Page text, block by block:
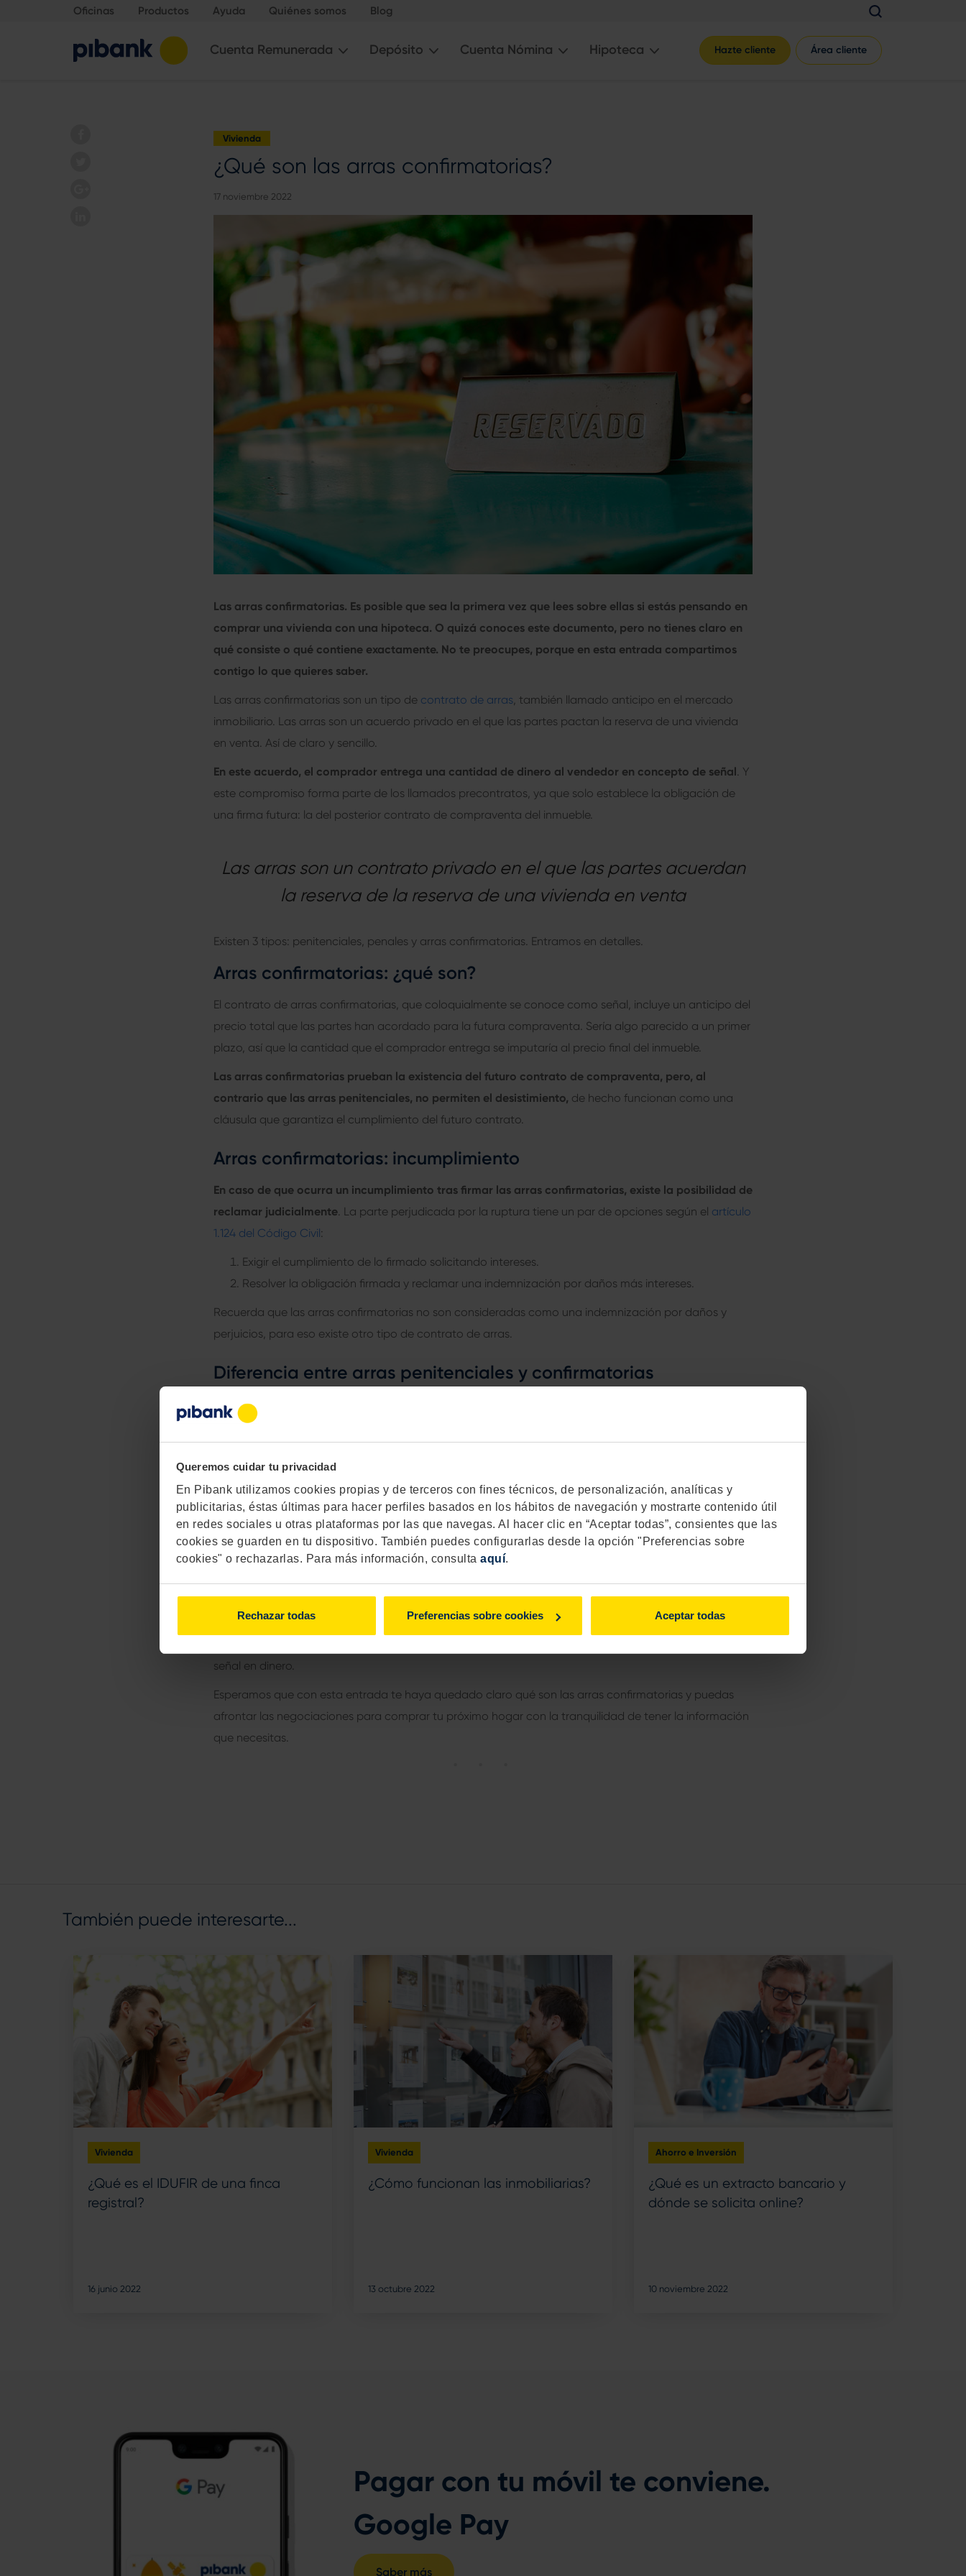
Queremos cuidar tu privacidad
En Pibank utilizamos cookies propias y de terceros con fines técnicos, de personalización, analíticas y
publicitarias, éstas últimas para hacer perfiles basados en los hábitos de navegación y mostrarte contenido útil
en redes sociales u otras plataformas por las que navegas. Al hacer clic en “Aceptar todas”, consientes que las
cookies se guarden en tu dispositivo. También puedes configurarlas desde la opción "Preferencias sobre
cookies" o rechazarlas. Para más información, consulta aquí.
Rechazar todas Preferencias sobre cookies Aceptar todas
Oficinas Productos Ayuda Quiénes somos Blog
Cuenta Remunerada Depósito Cuenta Nómina Hipoteca Hazte cliente Área cliente
Vivienda
¿Qué son las arras confirmatorias?
17 noviembre 2022
Las arras confirmatorias. Es posible que sea la primera vez que lees sobre ellas si estás pensando en
comprar una vivienda con una hipoteca. O quizá conoces este documento, pero no tienes claro en
qué consiste o qué contiene exactamente. No te preocupes, porque en esta entrada compartimos
contigo lo que quieres saber.
Las arras confirmatorias son un tipo de contrato de arras, también llamado anticipo en el mercado
inmobiliario. Las arras son un acuerdo privado en el que las partes pactan la reserva de una vivienda
en venta. Así de claro y sencillo.
En este acuerdo, el comprador entrega una cantidad de dinero al vendedor en concepto de señal. Y
este compromiso forma parte de los llamados precontratos, ya que solo establece la obligación de
una firma futura: la del posterior contrato de compraventa del inmueble.
Las arras son un contrato privado en el que las partes acuerdan
la reserva de la reserva de una vivienda en venta
Existen 3 tipos: penitenciales, penales y arras confirmatorias. Entramos en detalles.
Arras confirmatorias: ¿qué son?
El contrato de arras confirmatorias, que coloquialmente se conoce como señal, incluye un anticipo del
precio total que las partes han acordado para la futura compraventa. Sería algo parecido a un primer
plazo, así que la cantidad que el comprador entrega se imputaría al precio final del inmueble.
Las arras confirmatorias prueban la existencia del futuro contrato de compraventa, pero, al
contrario que las arras penitenciales, no permiten el desistimiento, de hecho funcionan como una
cláusula que garantiza el cumplimiento del futuro contrato.
Arras confirmatorias: incumplimiento
En caso de que ocurra un incumplimiento tras firmar las arras confirmatorias, existe la posibilidad de
reclamar judicialmente. La parte perjudicada por la ruptura tiene un par de opciones según el artículo
1.124 del Código Civil:
Exigir el cumplimiento de lo firmado solicitando intereses.
Resolver la obligación firmada y reclamar una indemnización por daños más intereses.
Recuerda que las arras confirmatorias no son consideradas como una indemnización por daños y
perjuicios, para eso existe otro tipo de contrato de arras.
Diferencia entre arras penitenciales y confirmatorias
La principal diferencia entre las arras penitenciales y las confirmatorias es que las primeras permiten
el desistimiento del futuro contrato de compraventa
consecuencias: si el comprador decide no seguir adelante pierde el dinero de la señal. Si el vendedor
opta por no continuar, tiene que devolver el doble de la suma firmada en las arras.
El contrato de arras confirmatorias, que coloquialmente se
conocen como señal, incluye un anticipo del precio total que las
En resumen, las arras confirmatorias son un contrato privado entre comprador y vendedor destinado a
señal en dinero.
Esperamos que con esta entrada te haya quedado claro qué son las arras confirmatorias y puedas
afrontar las negociaciones para comprar tu próximo hogar con la tranquilidad de tener la información
que necesitas.
También puede interesarte...
Vivienda
¿Qué es el IDUFIR de una finca
registral?
16 junio 2022
Vivienda
¿Cómo funcionan las inmobiliarias?
13 octubre 2022
Ahorro e Inversión
¿Qué es un extracto bancario y
dónde se solicita online?
10 noviembre 2022
Pagar con tu móvil te conviene.
Google Pay
Saber más